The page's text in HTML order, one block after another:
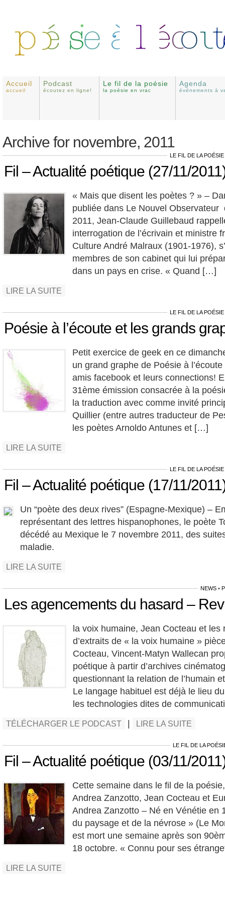
Accueil
accueil
Podcast
écoutez en ligne!
Le fil de la poésie
la poésie en vrac
Agenda
événements à
Archive for novembre, 2011
LE FIL DE LA POÉSIE
Fil – Actualité poétique (27/11/
« Mais que disent les poètes ? » –
publiée dans Le Nouvel Observateur
2011, Jean-Claude Guillebaud
interrogation de l’écrivain et ministre
Culture André Malraux (1901-1976),
membres de son cabinet qui lui
dans un pays en crise. « Quand […]
LIRE LA SUITE
LE FIL DE LA POÉSIE
Poésie à l’écoute et les grands
Petit exercice de geek en ce
un grand graphe de Poésie à
amis facebook et leurs connections!
31ème émission consacrée à la
la traduction avec comme invité
Quillier (entre autres traducteur de
les poètes Arnoldo Antunes et […]
LIRE LA SUITE
LE FIL DE LA POÉSIE
Fil – Actualité poétique (17/11/
Un “poète des deux rives” (Espagne-Mexique) –
représentant des lettres hispanophones, le poète
décédé au Mexique le 7 novembre 2011, des
maladie.
LIRE LA SUITE
NEWS •
Les agencements du hasard –
la voix humaine, Jean Cocteau et les
d’extraits de « la voix humaine »
Cocteau, Vincent-Matyn Wallecan
poétique à partir d’archives
questionnant la relation de l’humain
Le langage habituel est déjà le lieu
les technologies dites de
TÉLÉCHARGER LE PODCAST LIRE LA SUITE
LE FIL DE LA
Fil – Actualité poétique (03/11/
Cette semaine dans le fil de la
Andrea Zanzotto, Jean Cocteau et
Andrea Zanzotto – Né en Vénétie en
du paysage et de la névrose » (Le
est mort une semaine après son
18 octobre. « Connu pour ses
LIRE LA SUITE